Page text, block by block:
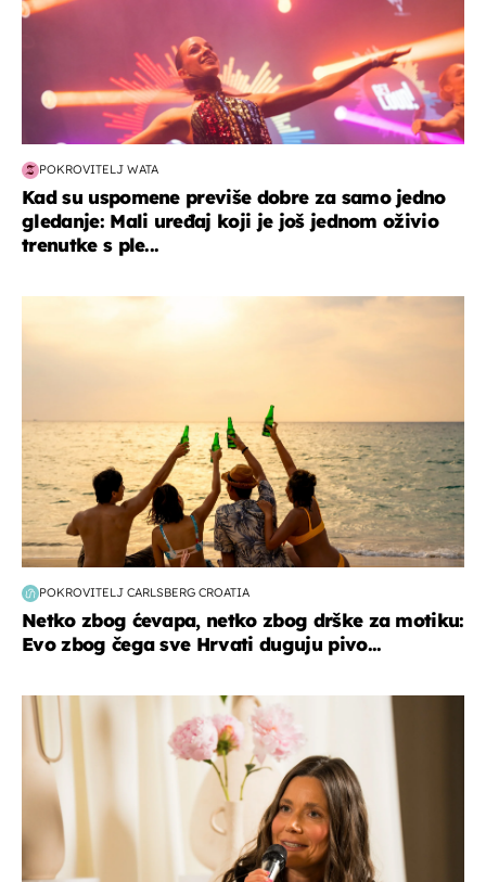
POKROVITELJ WATA
Kad su uspomene previše dobre za samo jedno
gledanje: Mali uređaj koji je još jednom oživio
trenutke s ple...
POKROVITELJ CARLSBERG CROATIA
Netko zbog ćevapa, netko zbog drške za motiku:
Evo zbog čega sve Hrvati duguju pivo...
moda & ljepota